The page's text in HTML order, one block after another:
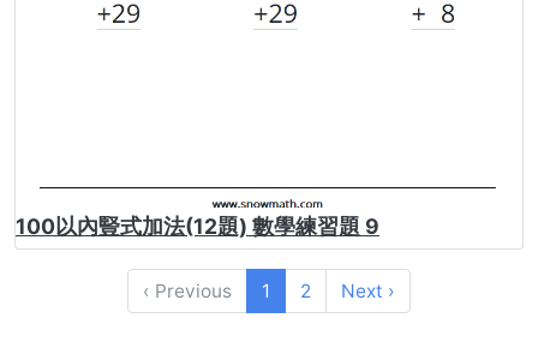
100以內豎式加法(12題) 數學練習題 9
‹ Previous 1 2 Next ›